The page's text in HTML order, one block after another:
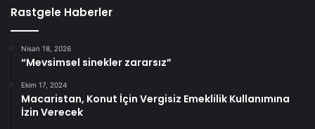
Rastgele Haberler
Nisan 18, 2026
“Mevsimsel sinekler zararsız”
Ekim 17, 2024
Macaristan, Konut İçin Vergisiz Emeklilik Kullanımına
İzin Verecek